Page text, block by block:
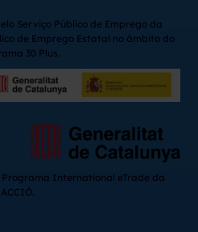
Serviço Público de Emprego da
de Emprego Estatal no âmbito do
30 Plus.
Programa International eTrade da
ACCIÓ.